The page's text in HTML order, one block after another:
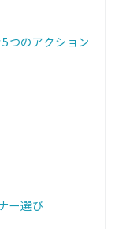
つのアクション
ー選び